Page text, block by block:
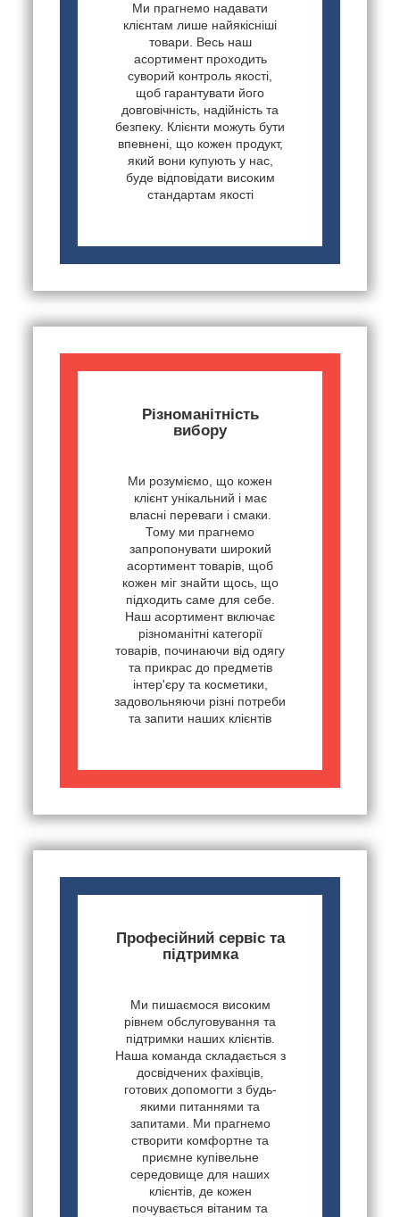
Ми прагнемо надавати
клієнтам лише найякісніші
товари. Весь наш
асортимент проходить
суворий контроль якості,
щоб гарантувати його
довговічність, надійність та
безпеку. Клієнти можуть бути
впевнені, що кожен продукт,
який вони купують у нас,
буде відповідати високим
стандартам якості
Різноманітність
вибору
Ми розуміємо, що кожен
клієнт унікальний і має
власні переваги і смаки.
Тому ми прагнемо
запропонувати широкий
асортимент товарів, щоб
кожен міг знайти щось, що
підходить саме для себе.
Наш асортимент включає
різноманітні категорії
товарів, починаючи від одягу
та прикрас до предметів
інтер'єру та косметики,
задовольняючи різні потреби
та запити наших клієнтів
Професійний сервіс та
підтримка
Ми пишаємося високим
рівнем обслуговування та
підтримки наших клієнтів.
Наша команда складається з
досвідчених фахівців,
готових допомогти з будь-
якими питаннями та
запитами. Ми прагнемо
створити комфортне та
приємне купівельне
середовище для наших
клієнтів, де кожен
почувається вітаним та